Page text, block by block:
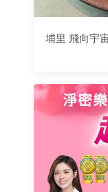
埔里 飛向宇